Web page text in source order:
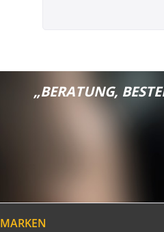
„BERATUNG,
MARKEN